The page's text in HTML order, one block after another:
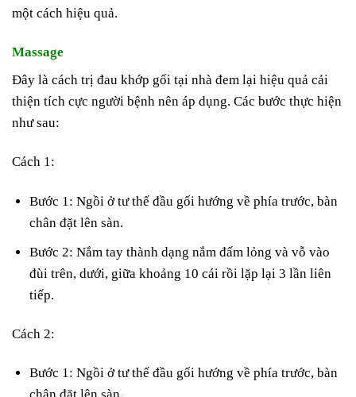
một cách hiệu quả.
Massage
Đây là cách trị đau khớp gối tại nhà đem lại hiệu quả cải
thiện tích cực người bệnh nên áp dụng. Các bước thực hiện
như sau:
Cách 1:
Bước 1: Ngồi ở tư thế đầu gối hướng về phía trước, bàn
chân đặt lên sàn.
Bước 2: Nắm tay thành dạng nắm đấm lỏng và vỗ vào
đùi trên, dưới, giữa khoảng 10 cái rồi lặp lại 3 lần liên
tiếp.
Cách 2:
Bước 1: Ngồi ở tư thế đầu gối hướng về phía trước, bàn